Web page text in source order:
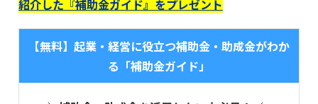
紹介した『補助金ガイド』をプレゼント
【無料】起業・経営に役立つ補助金・助成金がわか
る「補助金ガイド」